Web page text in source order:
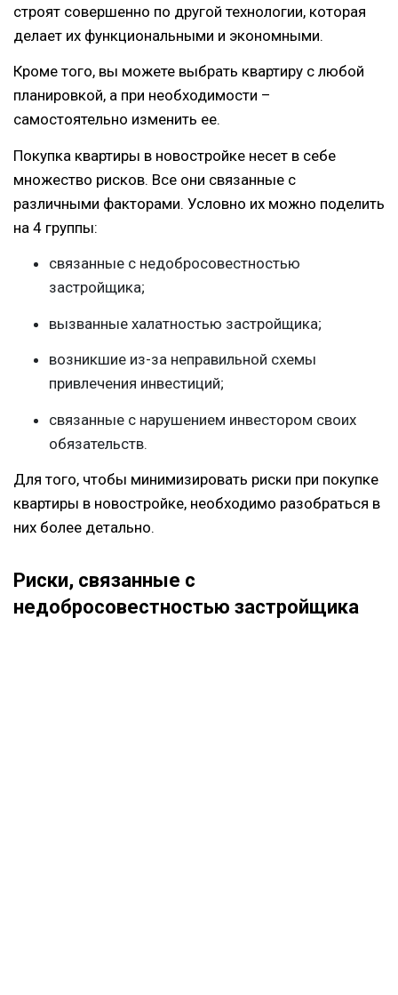
строят совершенно по другой технологии, которая
делает их функциональными и экономными.
Кроме того, вы можете выбрать квартиру с любой
планировкой, а при необходимости –
самостоятельно изменить ее.
Покупка квартиры в новостройке несет в себе
множество рисков. Все они связанные с
различными факторами. Условно их можно поделить
на 4 группы:
связанные с недобросовестностью
застройщика;
вызванные халатностью застройщика;
возникшие из-за неправильной схемы
привлечения инвестиций;
связанные с нарушением инвестором своих
обязательств.
Для того, чтобы минимизировать риски при покупке
квартиры в новостройке, необходимо разобраться в
них более детально.
Риски, связанные с
недобросовестностью застройщика